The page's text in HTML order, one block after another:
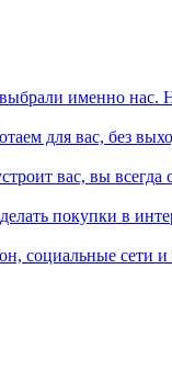
именно нас.
для вас, без
вас, вы всегда
покупки в
социальные сети